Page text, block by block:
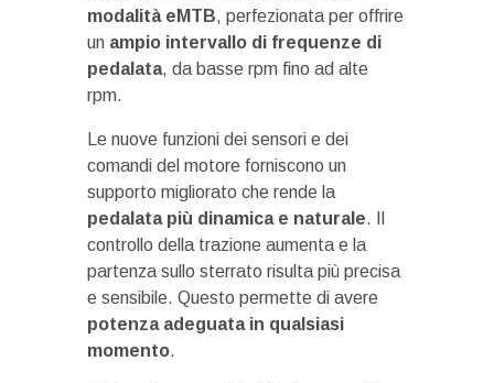
modalità eMTB, perfezionata per offrire
un ampio intervallo di frequenze di
pedalata, da basse rpm fino ad alte
rpm.
Le nuove funzioni dei sensori e dei
comandi del motore forniscono un
supporto migliorato che rende la
pedalata più dinamica e naturale. Il
controllo della trazione aumenta e la
partenza sullo sterrato risulta più precisa
e sensibile. Questo permette di avere
potenza adeguata in qualsiasi
momento.